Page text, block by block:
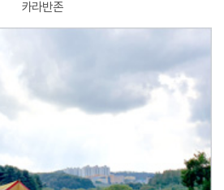
카라반존